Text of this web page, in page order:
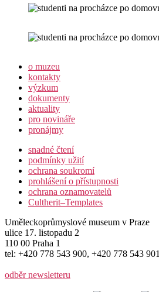
o muzeu
kontakty
výzkum
dokumenty
aktuality
pro novináře
pronájmy
snadné čtení
podmínky užití
ochrana soukromí
prohlášení o přístupnosti
ochrana oznamovatelů
Cultherit–Templates
Uměleckoprůmyslové museum v Praze
ulice 17. listopadu 2
110 00 Praha 1
tel: +420 778 543 900, +420 778 543 901
odběr newsletteru